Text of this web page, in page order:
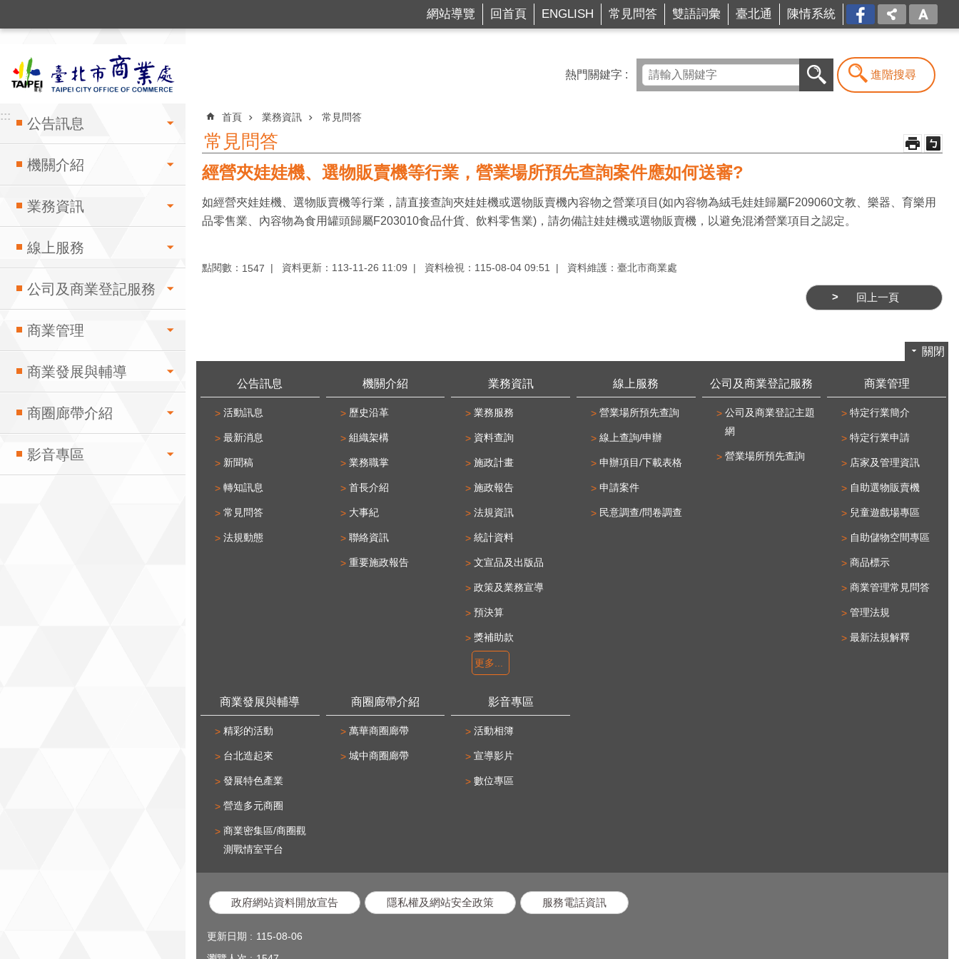
網站導覽 回首頁 ENGLISH 常見問答 雙語詞彙 臺北通 陳情系統 FB
::: 公告訊息
機關介紹
業務資訊
線上服務
公司及商業登記服務
商業管理
商業發展與輔導
商圈廊帶介紹
影音專區
熱門關鍵字 進階搜尋
:::
首頁 業務資訊 常見問答
常見問答
經營夾娃娃機、選物販賣機等行業，營業場所預先查詢案件應如何送審?
如經營夾娃娃機、選物販賣機等行業，請直接查詢夾娃娃機或選物販賣機內容物之營業項目(如內容物為絨毛娃娃歸屬F209060文教、樂器、育樂用
品零售業、內容物為食用罐頭歸屬F203010食品什貨、飲料零售業)，請勿備註娃娃機或選物販賣機，以避免混淆營業項目之認定。
點閱數： 1547 資料更新：113-11-26 11:09 資料檢視：115-08-04 09:51 資料維護：臺北市商業處
回上一頁
關閉
公告訊息
活動訊息
最新消息
新聞稿
轉知訊息
常見問答
法規動態
機關介紹
歷史沿革
組織架構
業務職掌
首長介紹
大事紀
聯絡資訊
重要施政報告
業務資訊
業務服務
資料查詢
施政計畫
施政報告
法規資訊
統計資料
文宣品及出版品
政策及業務宣導
預決算
獎補助款
更多...
線上服務
營業場所預先查詢
線上查詢/申辦
申辦項目/下載表格
申請案件
民意調查/問卷調查
公司及商業登記服務
公司及商業登記主題
網
營業場所預先查詢
商業管理
特定行業簡介
特定行業申請
店家及管理資訊
自助選物販賣機
兒童遊戲場專區
自助儲物空間專區
商品標示
商業管理常見問答
管理法規
最新法規解釋
商業發展與輔導
精彩的活動
台北造起來
發展特色產業
營造多元商圈
商業密集區/商圈觀
測戰情室平台
商圈廊帶介紹
萬華商圈廊帶
城中商圈廊帶
影音專區
活動相簿
宣導影片
數位專區
政府網站資料開放宣告 隱私權及網站安全政策 服務電話資訊
更新日期
115-08-06